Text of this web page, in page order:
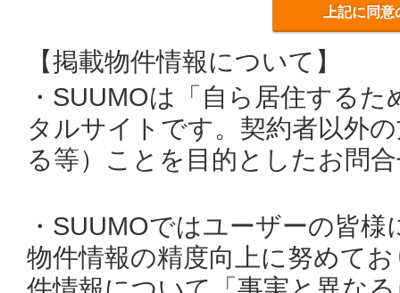
上記に同
【掲載物件情報について】
・SUUMOは「自ら居住する
タルサイトです。契約者以外
る等）ことを目的としたお問
・SUUMOではユーザーの皆
物件情報の精度向上に努めて